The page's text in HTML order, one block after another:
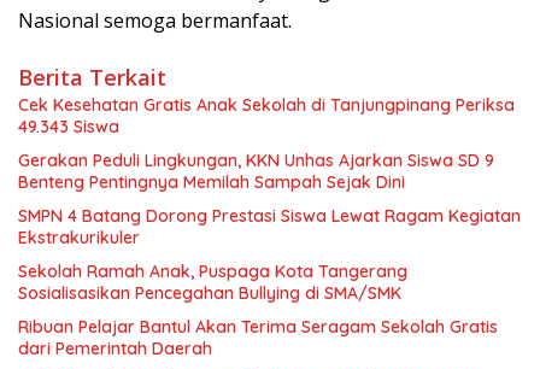
Nasional semoga bermanfaat.
Berita Terkait
Cek Kesehatan Gratis Anak Sekolah di Tanjungpinang Periksa
49.343 Siswa
Gerakan Peduli Lingkungan, KKN Unhas Ajarkan Siswa SD 9
Benteng Pentingnya Memilah Sampah Sejak Dini
SMPN 4 Batang Dorong Prestasi Siswa Lewat Ragam Kegiatan
Ekstrakurikuler
Sekolah Ramah Anak, Puspaga Kota Tangerang
Sosialisasikan Pencegahan Bullying di SMA/SMK
Ribuan Pelajar Bantul Akan Terima Seragam Sekolah Gratis
dari Pemerintah Daerah